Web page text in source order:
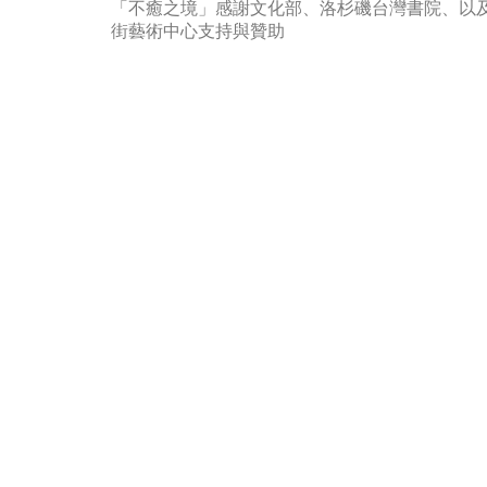
「不癒之境」感謝文化部、洛杉磯台灣書院、以
街藝術中心支持與贊助